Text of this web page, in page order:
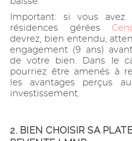
Important: si vous avez
résidences gérées
devrez, bien entendu,
engagement (9 ans)
de votre bien. Dans le
pourriez être amenés à
les avantages perçus
investissement.
2. BIEN CHOISIR SA